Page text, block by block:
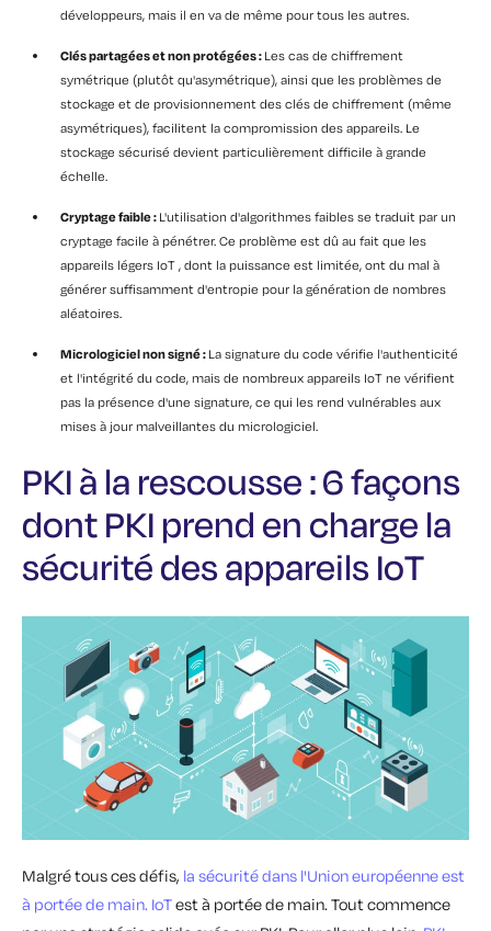
développeurs, mais il en va de même pour tous les autres.
Clés partagées et non protégées : Les cas de chiffrement
symétrique (plutôt qu'asymétrique), ainsi que les problèmes de
stockage et de provisionnement des clés de chiffrement (même
asymétriques), facilitent la compromission des appareils. Le
stockage sécurisé devient particulièrement difficile à grande
échelle.
Cryptage faible : L'utilisation d'algorithmes faibles se traduit par un
cryptage facile à pénétrer. Ce problème est dû au fait que les
appareils légers IoT , dont la puissance est limitée, ont du mal à
générer suffisamment d'entropie pour la génération de nombres
aléatoires.
Micrologiciel non signé : La signature du code vérifie l'authenticité
et l'intégrité du code, mais de nombreux appareils IoT ne vérifient
pas la présence d'une signature, ce qui les rend vulnérables aux
mises à jour malveillantes du micrologiciel.
PKI à la rescousse : 6 façons
dont PKI prend en charge la
sécurité des appareils IoT
Malgré tous ces défis, la sécurité dans l'Union européenne est
à portée de main. IoTest à portée de main. Tout commence